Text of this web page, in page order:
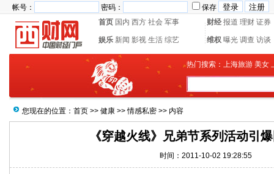
帐号： 密码：
保存
首页 国内 西方 社会 军事 财经 报道 理财 证券
娱乐 新闻 影视 生活 综艺 维权 曝光 调查 访谈
热门搜索： 上海旅游 美女
您现在的位置： 首页 >> 健康 >>情感私密 >> 内容
《穿越火线》兄弟节系列活动引
时间：2011-10-02 19:28:55